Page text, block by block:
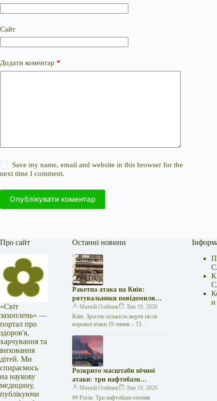
Сайт
Додати коментар *
Save my name, email and website in this browser for the
next time I comment.
Опублікувати коментар
Про сайт
«Світ
захоплень» —
портал про
здоров'я,
харчування та
виховання
дітей. Ми
спираємось
на наукову
медицину,
публікуючи
Останні новини
Ракетна атака на Київ:
рятувальники повідомили
про 15 поранених
Матвій Олійник
Лип 19, 2026
Київ: Зростає кількість жертв після
ворожої атаки 19 липня – 15
російської агресії, що сталася у
столиці…
Розкрито масштаби нічної
атаки: три нафтобази
палають у Ставрополі –
OSINT-аналіз
Матвій Олійник
Лип 19, 2026
## Росія: Три нафтобази охопив
и